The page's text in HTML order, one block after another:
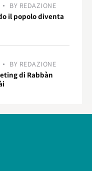
BY REDAZIONE
il popolo diventa
BY REDAZIONE
di Rabbàn